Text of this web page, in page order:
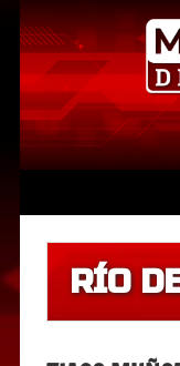
Skip
content
RÍO